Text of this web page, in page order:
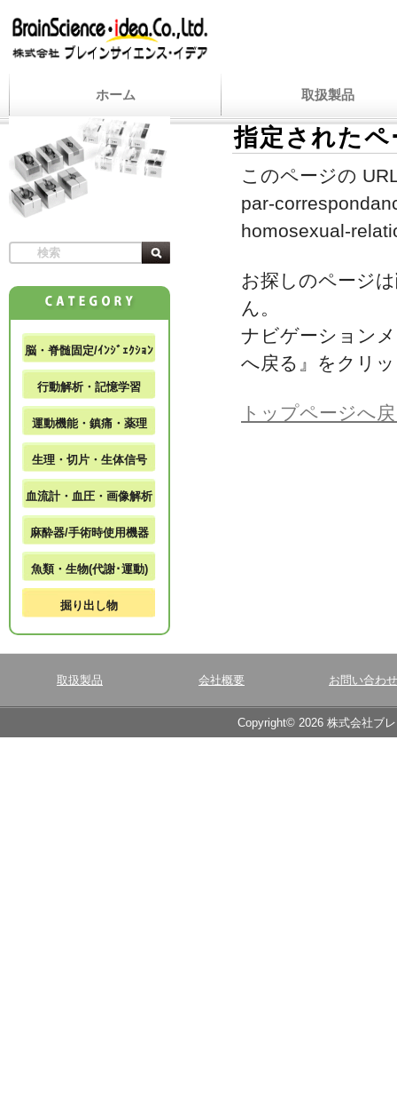
ホーム 取扱製品
指定された
このページの
par-
homosexual-
お探しのページ
ん。
ナビゲーション
へ戻る』をクリ
トップページへ
脳・脊髄固定/ｲﾝｼﾞｪｸｼｮﾝ
行動解析・記憶学習
運動機能・鎮痛・薬理
生理・切片・生体信号
血流計・血圧・画像解析
麻酔器/手術時使用機器
魚類・生物(代謝･運動)
掘り出し物
取扱製品 会社概要 お問い合わせ
Copyright© 2026 株式会社ブ